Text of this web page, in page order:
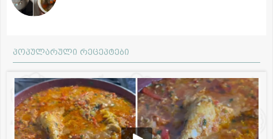
პოპულარული რეცეპტები